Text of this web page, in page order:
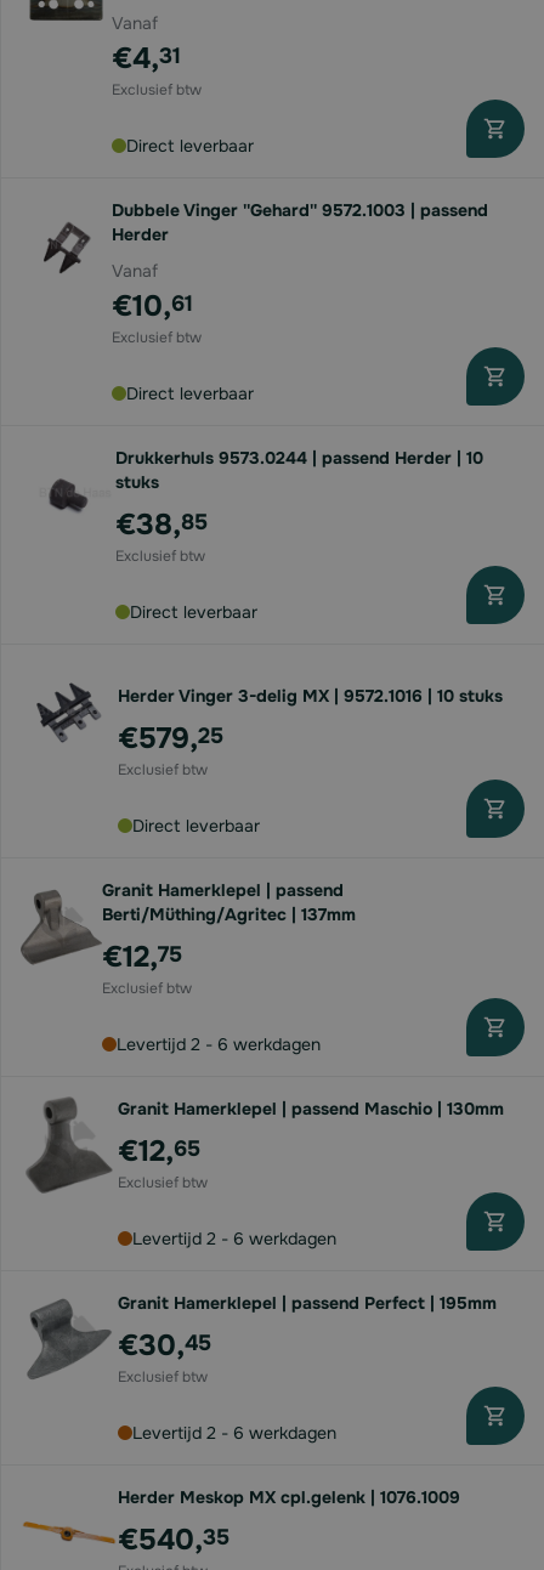
Vanaf
€4,31
Direct leverbaar
Dubbele Vinger ''Gehard'' 9572.1003 | passend
Herder
Vanaf
€10,61
Direct leverbaar
Drukkerhuls 9573.0244 | passend Herder | 10
stuks
€38,85
Direct leverbaar
Herder Vinger 3-delig MX | 9572.1016 | 10 stuks
€579,25
Direct leverbaar
Granit Hamerklepel | passend
Berti/Müthing/Agritec | 137mm
€12,75
Levertijd 2 - 6 werkdagen
Granit Hamerklepel | passend Maschio | 130mm
€12,65
Levertijd 2 - 6 werkdagen
Granit Hamerklepel | passend Perfect | 195mm
€30,45
Levertijd 2 - 6 werkdagen
Herder Meskop MX cpl.gelenk | 1076.1009
€540,35